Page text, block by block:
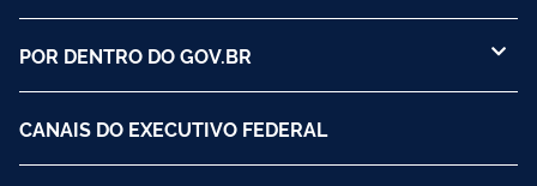
POR DENTRO DO GOV.BR
CANAIS DO EXECUTIVO FEDERAL